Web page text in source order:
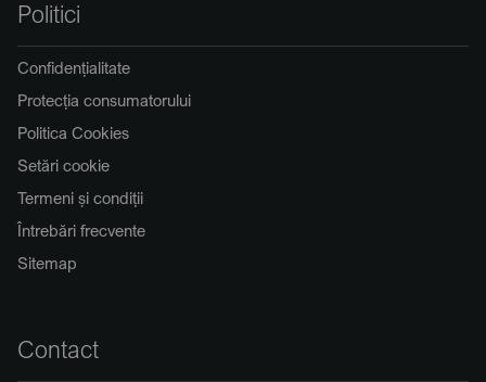
Politici
Confidențialitate
Protecția consumatorului
Politica Cookies
Setări cookie
Termeni și condiții
Întrebări frecvente
Sitemap
Contact